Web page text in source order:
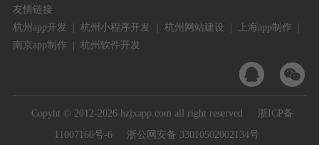
友情链接
杭州app开发 |杭州小程序开发 杭州网站建设 上海app制作
南京app制作 |杭州软件开发


Copyht © 2012-2026 hzjxapp.com all right reserved
浙ICP备
11007166号-6
浙公网安备 33010502002134号